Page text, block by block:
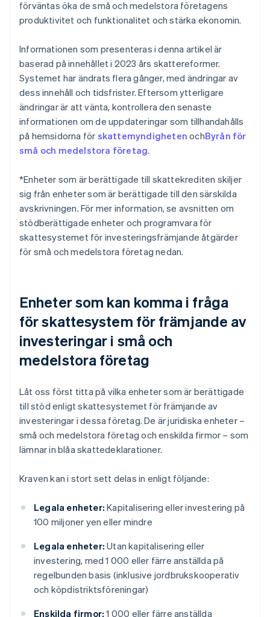
förväntas öka de små och medelstora företagens
produktivitet och funktionalitet och stärka ekonomin.
Informationen som presenteras i denna artikel är
baserad på innehållet i 2023 års skattereformer.
Systemet har ändrats flera gånger, med ändringar av
dess innehåll och tidsfrister. Eftersom ytterligare
ändringar är att vänta, kontrollera den senaste
informationen om de uppdateringar som tillhandahålls
på hemsidorna för skattemyndigheten ochByrån för
små och medelstora företag.
*Enheter som är berättigade till skattekrediten skiljer
sig från enheter som är berättigade till den särskilda
avskrivningen. För mer information, se avsnitten om
stödberättigade enheter och programvara för
skattesystemet för investeringsfrämjande åtgärder
för små och medelstora företag nedan.
Enheter som kan komma i fråga
för skattesystem för främjande av
investeringar i små och
medelstora företag
Låt oss först titta på vilka enheter som är berättigade
till stöd enligt skattesystemet för främjande av
investeringar i dessa företag. De är juridiska enheter –
små och medelstora företag och enskilda firmor – som
lämnar in blåa skattedeklarationer.
Kraven kan i stort sett delas in enligt följande:
Legala enheter: Kapitalisering eller investering på
100 miljoner yen eller mindre
Legala enheter: Utan kapitalisering eller
investering, med 1 000 eller färre anställda på
regelbunden basis (inklusive jordbrukskooperativ
och köpdistriktsföreningar)
Enskilda firmor: 1 000 eller färre anställda